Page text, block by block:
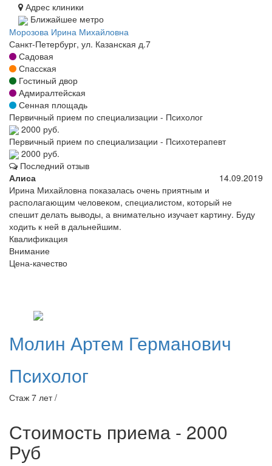
Адрес клиники
Ближайшее метро
Морозова Ирина Михайловна
Санкт-Петербург, ул. Казанская д.7
Садовая
Спасская
Гостиный двор
Адмиралтейская
Сенная площадь
Первичный прием по специализации - Психолог
2000 руб.
Первичный прием по специализации - Психотерапевт
2000 руб.
Последний отзыв
Алиса
14.09.2019
Ирина Михайловна показалась очень приятным и
располагающим человеком, специалистом, который не
спешит делать выводы, а внимательно изучает картину. Буду
ходить к ней в дальнейшим.
Квалификация
Внимание
Цена-качество
Молин Артем Германович
Психолог
Стаж 7 лет /
Стоимость приема - 2000
Руб